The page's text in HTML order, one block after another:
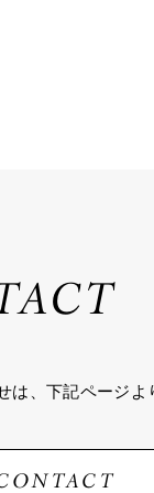
は、下記ページよ